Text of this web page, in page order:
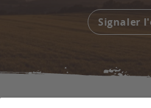
Signaler